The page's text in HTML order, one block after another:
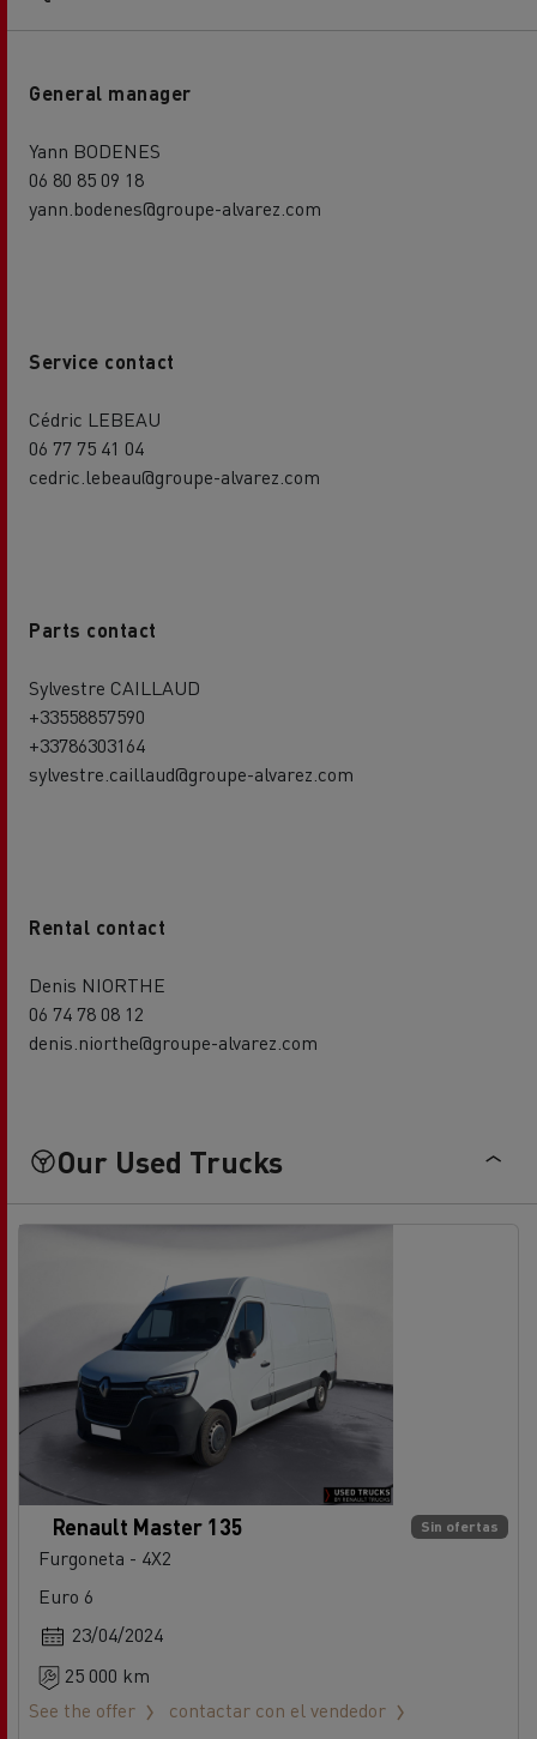
General manager
Yann BODENES
06 80 85 09 18
yann.bodenes@groupe-alvarez.com
Service contact
Cédric LEBEAU
06 77 75 41 04
cedric.lebeau@groupe-alvarez.com
Parts contact
Sylvestre CAILLAUD
+33558857590
+33786303164
sylvestre.caillaud@groupe-alvarez.com
Rental contact
Denis NIORTHE
06 74 78 08 12
denis.niorthe@groupe-alvarez.com
Our Used Trucks
Sin ofertas
Renault Master 135
Furgoneta - 4X2
Euro 6
23/04/2024
25 000 km
See the offer
contactar con el vendedor